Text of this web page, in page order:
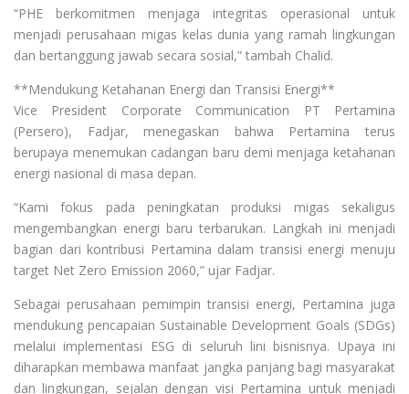
“PHE berkomitmen menjaga integritas operasional untuk
menjadi perusahaan migas kelas dunia yang ramah lingkungan
dan bertanggung jawab secara sosial,” tambah Chalid.
**Mendukung Ketahanan Energi dan Transisi Energi**
Vice President Corporate Communication PT Pertamina
(Persero), Fadjar, menegaskan bahwa Pertamina terus
berupaya menemukan cadangan baru demi menjaga ketahanan
energi nasional di masa depan.
“Kami fokus pada peningkatan produksi migas sekaligus
mengembangkan energi baru terbarukan. Langkah ini menjadi
bagian dari kontribusi Pertamina dalam transisi energi menuju
target Net Zero Emission 2060,” ujar Fadjar.
Sebagai perusahaan pemimpin transisi energi, Pertamina juga
mendukung pencapaian Sustainable Development Goals (SDGs)
melalui implementasi ESG di seluruh lini bisnisnya. Upaya ini
diharapkan membawa manfaat jangka panjang bagi masyarakat
dan lingkungan, sejalan dengan visi Pertamina untuk menjadi